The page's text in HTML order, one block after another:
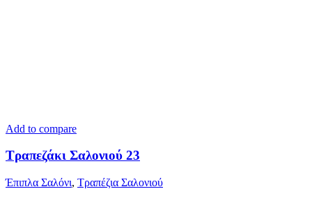
Add to compare
Τραπεζάκι Σαλονιού 23
Έπιπλα Σαλόνι, Τραπέζια Σαλονιού